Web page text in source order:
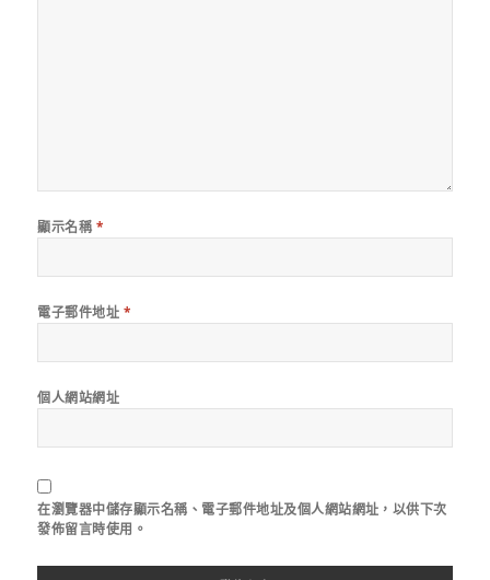
顯示名稱 *
電子郵件地址 *
個人網站網址
在瀏覽器中儲存顯示名稱、電子郵件地址及個人網站網址，以供下次
發佈留言時使用。